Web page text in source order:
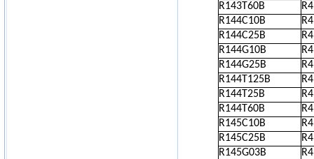
R143T60B
R144C10B
R144C25B
R144G10B
R144G25B
R144T125B
R144T25B
R144T60B
R145C10B
R145C25B
R145G03B